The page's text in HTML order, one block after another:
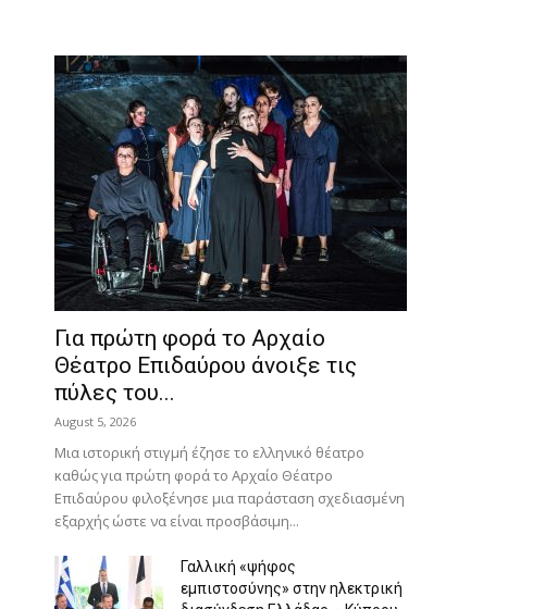
Για πρώτη φορά το Αρχαίο
Θέατρο Επιδαύρου άνοιξε τις
πύλες του...
August 5, 2026
Μια ιστορική στιγμή έζησε το ελληνικό θέατρο
καθώς για πρώτη φορά το Αρχαίο Θέατρο
Επιδαύρου φιλοξένησε μια παράσταση σχεδιασμένη
εξαρχής ώστε να είναι προσβάσιμη...
Γαλλική «ψήφος
εμπιστοσύνης» στην ηλεκτρική